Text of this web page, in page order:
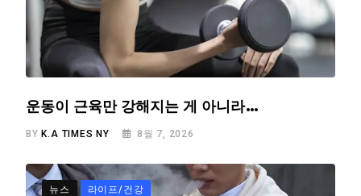
운동이 근육만 강해지는 게 아니라…
BY K.A TIMES NY 8월 7, 2026
뉴스 라이프/건강